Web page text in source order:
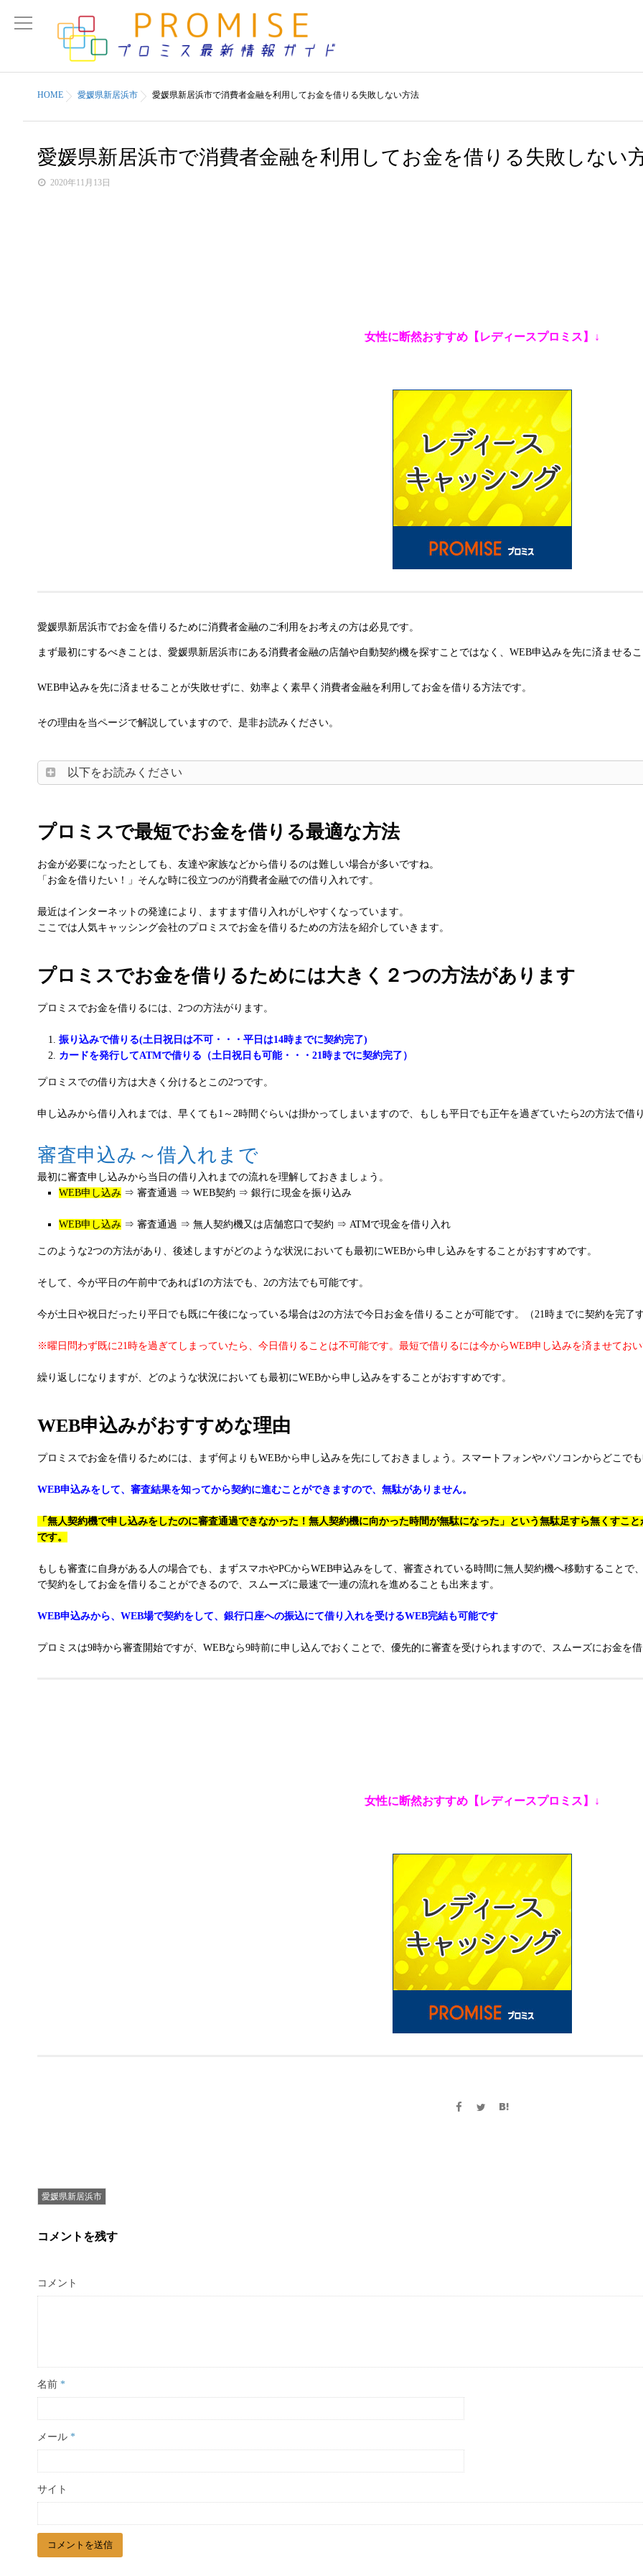
HOME 愛媛県新居浜市 愛媛県新居浜市で消費者金融を利用してお金を借りる失敗しない方法
愛媛県新居浜市で消費者金融を利用してお金を借りる失敗しない
2020年11月13日
女性に断然おすすめ【レディースプロミス】↓
愛媛県新居浜市でお金を借りるために消費者金融のご利用をお考えの方は必見です。
まず最初にするべきことは、愛媛県新居浜市にある消費者金融の店舗や自動契約機を探すことではなく、WEB申込みを先に済ませる
WEB申込みを先に済ませることが失敗せずに、効率よく素早く消費者金融を利用してお金を借りる方法です。
その理由を当ページで解説していますので、是非お読みください。
以下をお読みください
プロミスで最短でお金を借りる最適な方法
お金が必要になったとしても、友達や家族などから借りるのは難しい場合が多いですね。
「お金を借りたい！」そんな時に役立つのが消費者金融での借り入れです。
最近はインターネットの発達により、ますます借り入れがしやすくなっています。
ここでは人気キャッシング会社のプロミスでお金を借りるための方法を紹介していきます。
プロミスでお金を借りるためには大きく２つの方法があります
プロミスでお金を借りるには、2つの方法がります。
振り込みで借りる(土日祝日は不可・・・平日は14時までに契約完了)
カードを発行してATMで借りる（土日祝日も可能・・・21時までに契約完了）
プロミスでの借り方は大きく分けるとこの2つです。
申し込みから借り入れまでは、早くても1～2時間ぐらいは掛かってしまいますので、もしも平日でも正午を過ぎていたら2の方法で借
審査申込み～借入れまで
最初に審査申し込みから当日の借り入れまでの流れを理解しておきましょう。
WEB申し込み ⇒ 審査通過 ⇒ WEB契約 ⇒ 銀行に現金を振り込み
WEB申し込み ⇒ 審査通過 ⇒ 無人契約機又は店舗窓口で契約 ⇒ ATMで現金を借り入れ
このような2つの方法があり、後述しますがどのような状況においても最初にWEBから申し込みをすることがおすすめです。
そして、今が平日の午前中であれば1の方法でも、2の方法でも可能です。
今が土日や祝日だったり平日でも既に午後になっている場合は2の方法で今日お金を借りることが可能です。（21時までに契約を完了
※曜日問わず既に21時を過ぎてしまっていたら、今日借りることは不可能です。最短で借りるには今からWEB申し込みを済ませてお
繰り返しになりますが、どのような状況においても最初にWEBから申し込みをすることがおすすめです。
WEB申込みがおすすめな理由
プロミスでお金を借りるためには、まず何よりもWEBから申し込みを先にしておきましょう。スマートフォンやパソコンからどこで
WEB申込みをして、審査結果を知ってから契約に進むことができますので、無駄がありません。
「無人契約機で申し込みをしたのに審査通過できなかった！無人契約機に向かった時間が無駄になった」という無駄足すら無くすこ
です。
もしも審査に自身がある人の場合でも、まずスマホやPCからWEB申込みをして、審査されている時間に無人契約機へ移動すること
で契約をしてお金を借りることができるので、スムーズに最速で一連の流れを進めることも出来ます。
WEB申込みから、WEB場で契約をして、銀行口座への振込にて借り入れを受けるWEB完結も可能です
プロミスは9時から審査開始ですが、WEBなら9時前に申し込んでおくことで、優先的に審査を受けられますので、スムーズにお金を
女性に断然おすすめ【レディースプロミス】↓
愛媛県新居浜市
コメントを残す
コメント
名前 *
メール *
サイト